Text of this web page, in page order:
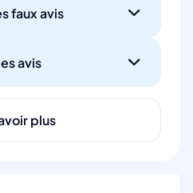
faux avis
avis
plus